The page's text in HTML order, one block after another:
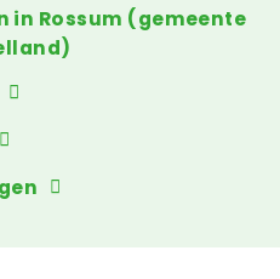
in Rossum (gemeente